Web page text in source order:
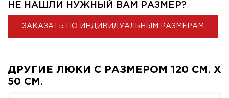
НЕ НАШЛИ НУЖНЫЙ ВАМ РАЗМЕР?
ЗАКАЗАТЬ ПО ИНДИВИДУАЛЬНЫМ РАЗМЕРАМ
ДРУГИЕ ЛЮКИ С РАЗМЕРОМ 120 СМ. X
50 СМ.